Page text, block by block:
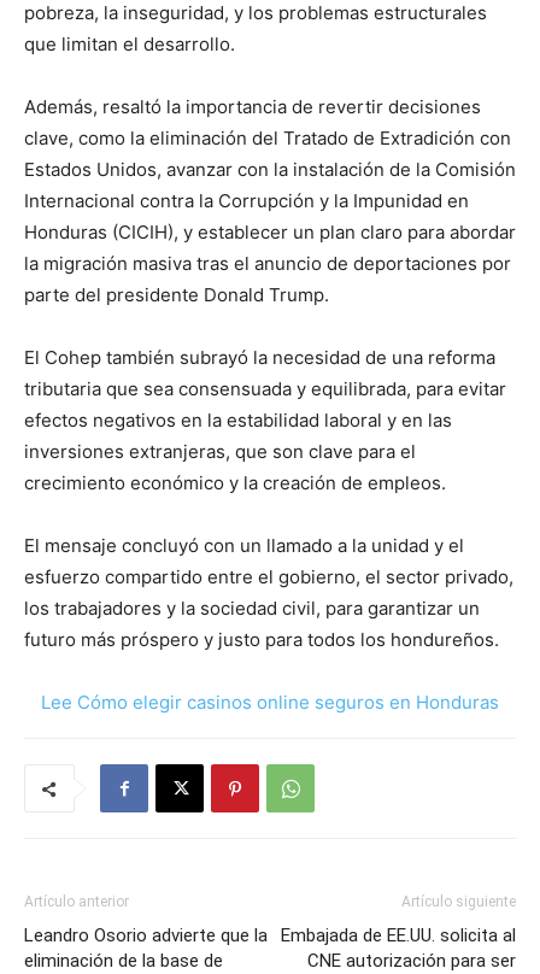
pobreza, la inseguridad, y los problemas estructurales
que limitan el desarrollo.
Además, resaltó la importancia de revertir decisiones
clave, como la eliminación del Tratado de Extradición con
Estados Unidos, avanzar con la instalación de la Comisión
Internacional contra la Corrupción y la Impunidad en
Honduras (CICIH), y establecer un plan claro para abordar
la migración masiva tras el anuncio de deportaciones por
parte del presidente Donald Trump.
El Cohep también subrayó la necesidad de una reforma
tributaria que sea consensuada y equilibrada, para evitar
efectos negativos en la estabilidad laboral y en las
inversiones extranjeras, que son clave para el
crecimiento económico y la creación de empleos.
El mensaje concluyó con un llamado a la unidad y el
esfuerzo compartido entre el gobierno, el sector privado,
los trabajadores y la sociedad civil, para garantizar un
futuro más próspero y justo para todos los hondureños.
Lee Cómo elegir casinos online seguros en Honduras
Artículo anterior
Leandro Osorio advierte que la
eliminación de la base de
Artículo siguiente
Embajada de EE.UU. solicita al
CNE autorización para ser